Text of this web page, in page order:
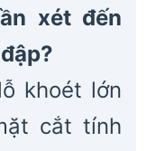
xét đến
khoét lớn
cắt tính